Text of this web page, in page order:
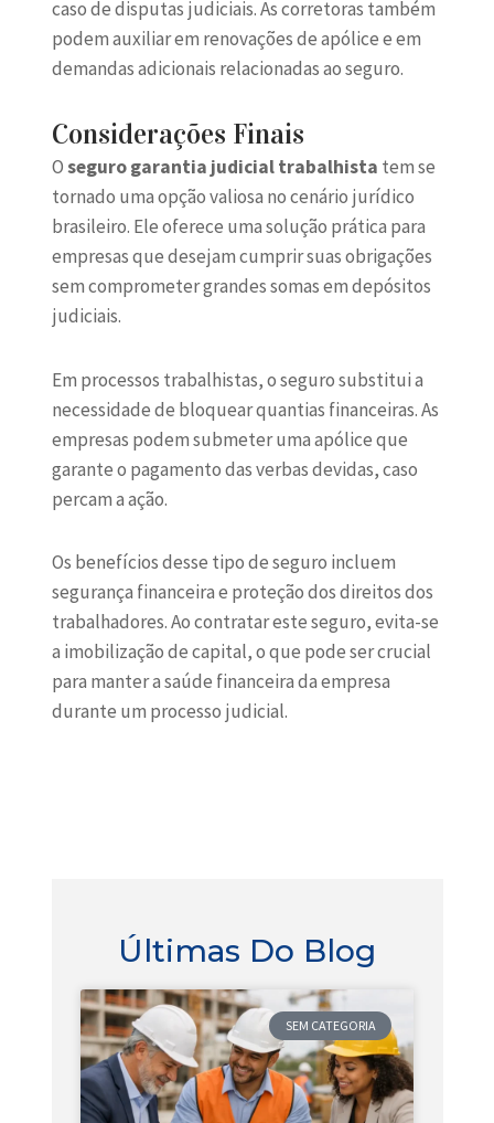
caso de disputas judiciais. As corretoras também
podem auxiliar em renovações de apólice e em
demandas adicionais relacionadas ao seguro.
Considerações Finais
Oseguro garantia judicial trabalhista tem se
tornado uma opção valiosa no cenário jurídico
brasileiro. Ele oferece uma solução prática para
empresas que desejam cumprir suas obrigações
sem comprometer grandes somas em depósitos
judiciais.
Em processos trabalhistas, o seguro substitui a
necessidade de bloquear quantias financeiras. As
empresas podem submeter uma apólice que
garante o pagamento das verbas devidas, caso
percam a ação.
Os benefícios desse tipo de seguro incluem
segurança financeira e proteção dos direitos dos
trabalhadores. Ao contratar este seguro, evita-se
a imobilização de capital, o que pode ser crucial
para manter a saúde financeira da empresa
durante um processo judicial.
Últimas Do Blog
SEM CATEGORIA